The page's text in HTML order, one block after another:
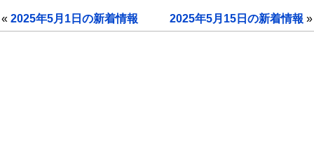
« 2025年5月1日の新着情報 2025年5月15日の新着情報 »